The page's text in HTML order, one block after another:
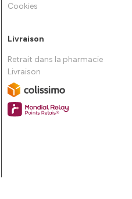
Cookies
Livraison
Retrait dans la pharmacie
Livraison